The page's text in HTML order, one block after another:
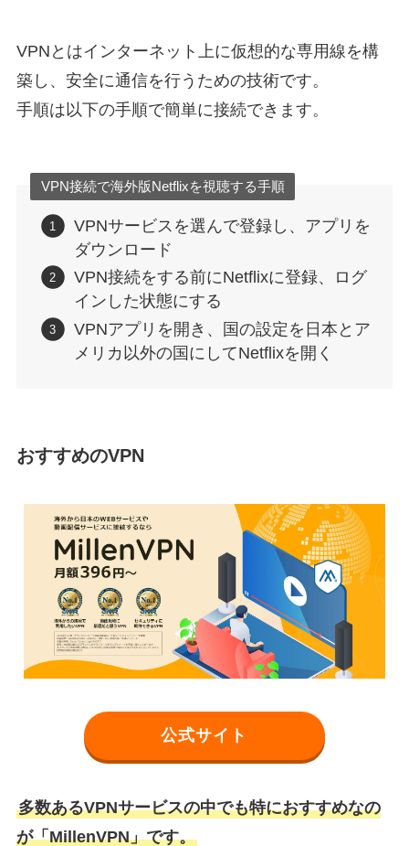
VPNとはインターネット上に仮想的な専用線を構
築し、安全に通信を行うための技術です。
手順は以下の手順で簡単に接続できます。
VPN接続で海外版Netflixを視聴する手順
VPNサービスを選んで登録し、アプリを
ダウンロード
VPN接続をする前にNetflixに登録、ログ
インした状態にする
VPNアプリを開き、国の設定を日本とア
メリカ以外の国にしてNetflixを開く
おすすめのVPN
公式サイト
多数あるVPNサービスの中でも特におすすめなの
が「MillenVPN」です。